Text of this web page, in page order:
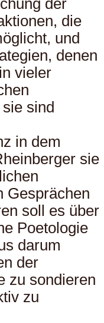
der
die
und
denen
vieler
sind
in dem
sie
Gesprächen
soll es über
Poetologie
darum
der
zu sondieren
zu